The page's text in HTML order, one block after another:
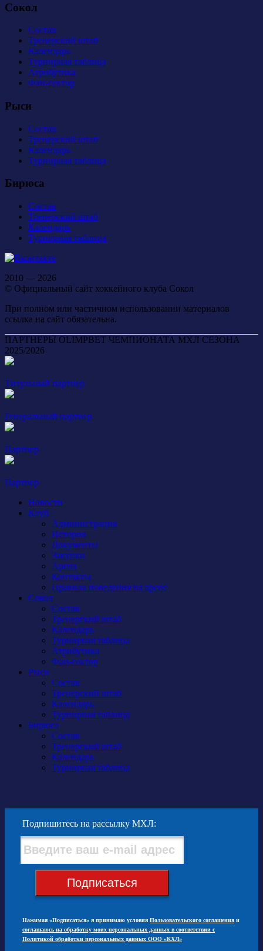
Сокол
Состав
Тренерский штаб
Календарь
Турнирная таблица
Атрибутика
Фан-сектор
Рыси
Состав
Тренерский штаб
Календарь
Турнирная таблица
Бирюса
Состав
Тренерский штаб
Календарь
Турнирная таблица
2010 — 2026
© Официальный сайт хоккейного клуба Сокол
При полном или частичном использовании материалов
ссылка на сайт обязательна.
ПАРТНЕРЫ OLIMPBET ЧЕМПИОНАТА МХЛ СЕЗОНА
2025/2026
Титульный партнер
Генеральный партнер
Партнер
Партнер
Новости
Клуб
Администрация
История
Документы
Закупки
Арена
Контакты
Правила поведения на арене
Сокол
Состав
Тренерский штаб
Календарь
Турнирная таблица
Атрибутика
Фан-сектор
Рыси
Состав
Тренерский штаб
Календарь
Турнирная таблица
Бирюса
Состав
Тренерский штаб
Календарь
Турнирная таблица
Подпишитесь на рассылку МХЛ:
Подписаться
Нажимая «Подписаться» я принимаю условия Пользовательского соглашения и
соглашаюсь на обработку моих персональных данных в соответствии с
Политикой обработки персональных данных ООО «КХЛ»